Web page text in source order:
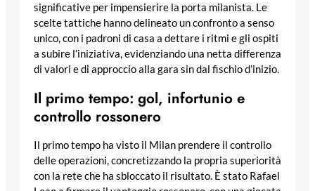
significative per impensierire la porta milanista. Le
scelte tattiche hanno delineato un confronto a senso
unico, con i padroni di casa a dettare i ritmi e gli ospiti
a subire l’iniziativa, evidenziando una netta differenza
di valori e di approccio alla gara sin dal fischio d’inizio.
Il primo tempo: gol, infortunio e
controllo rossonero
Il primo tempo ha visto il Milan prendere il controllo
delle operazioni, concretizzando la propria superiorità
con la rete che ha sbloccato il risultato. È stato Rafael